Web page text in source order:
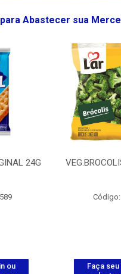
Abastecer sua
24G
ou
Código:
Faça